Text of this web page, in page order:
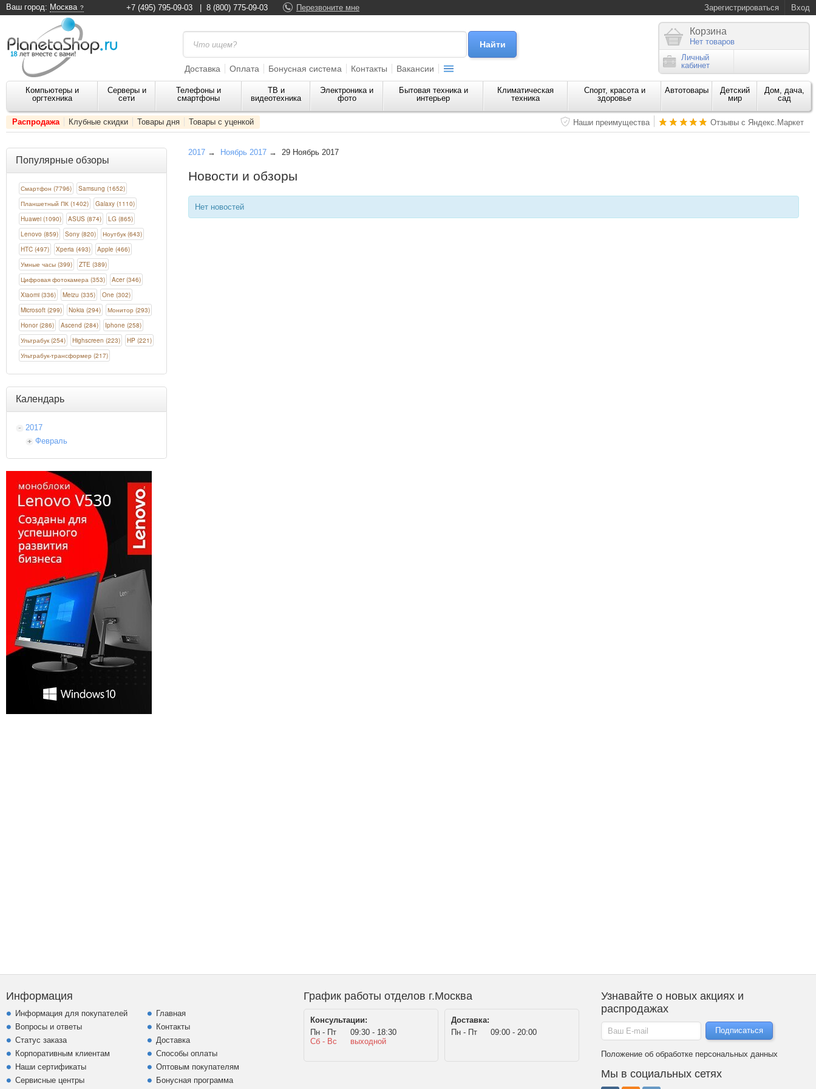
Ваш город: Москва Зарегистрироваться Вход
+7 (495) 795-09-03 8 (800) 775-09-03 Перезвоните мне
Доставка Оплата Бонусная система Контакты Вакансии
Корзина
Нет товаров
Личный
кабинет
Компьютеры и
оргтехника
Серверы и
сети
Телефоны и
смартфоны
ТВ и
видеотехника
Электроника и
фото
Бытовая техника и
интерьер
Климатическая
техника
Спорт, красота и
здоровье
Автотовары
Детский
мир
Дом, дача,
сад
Распродажа Клубные скидки Товары дня Товары с уценкой Наши преимущества Отзывы с Яндекс.Маркет
Популярные обзоры
Смартфон (7796)
Samsung (1652)
Планшетный ПК (1402)
Galaxy (1110)
Huawei (1090)
ASUS (874)
LG (865)
Lenovo (859)
Sony (820)
Ноутбук (643)
HTC (497)
Xperia (493)
Apple (466)
Умные часы (399)
ZTE (389)
Цифровая фотокамера (353)
Acer (346)
Xiaomi (336)
Meizu (335)
One (302)
Microsoft (299)
Nokia (294)
Монитор (293)
Honor (286)
Ascend (284)
Iphone (258)
Ультрабук (254)
Highscreen (223)
HP (221)
Ультрабук-трансформер (217)
Календарь
2017
Февраль
2017→ Ноябрь 2017→ 29 Ноябрь 2017
Новости и обзоры
Нет новостей
Информация
Информация для покупателей
Вопросы и ответы
Статус заказа
Корпоративным клиентам
Наши сертификаты
Сервисные центры
Главная
Контакты
Доставка
Способы оплаты
Оптовым покупателям
Бонусная программа
График работы отделов г.Москва
Консультации:
Пн - Пт
09:30 - 18:30
Сб - Вс
выходной
Доставка:
Пн - Пт
09:00 - 20:00
Узнавайте о новых акциях и
распродажах
Положение об обработке персональных данных
Мы в социальных сетях